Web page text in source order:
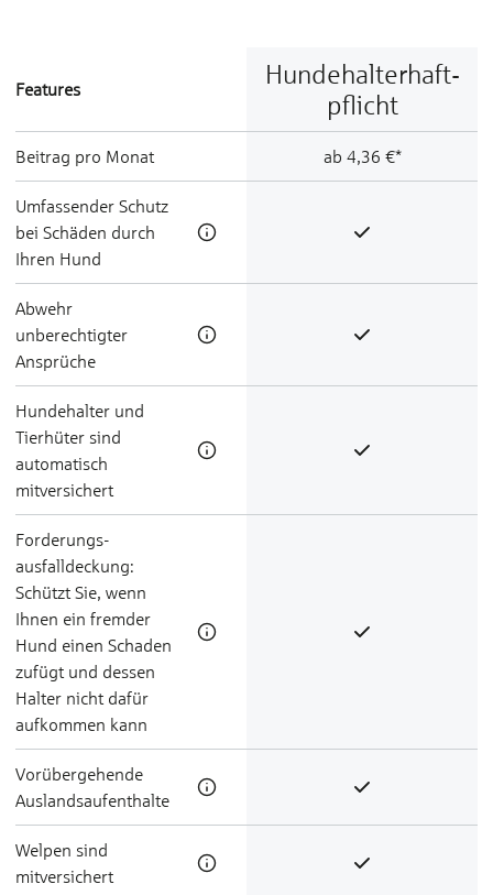
Features
Hunde­halter­haft­
pflicht
Beitrag pro Monat ab 4,36 €*
Umfassender Schutz
bei Schäden durch
Ihren Hund
Abwehr
unberechtigter
Ansprüche
Hundehalter und
Tierhüter sind
automatisch
mitversichert
Forderungs­
ausfalldeckung:
Schützt Sie, wenn
Ihnen ein fremder
Hund einen Schaden
zufügt und dessen
Halter nicht dafür
aufkommen kann
Vorübergehende
Ausland­saufent­halte
Welpen sind
mitversichert